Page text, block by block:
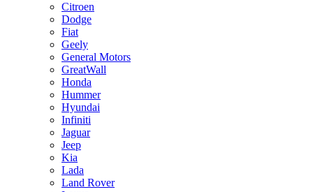
Citroen
Dodge
Fiat
Geely
General Motors
GreatWall
Honda
Hummer
Hyundai
Infiniti
Jaguar
Jeep
Kia
Lada
Land Rover